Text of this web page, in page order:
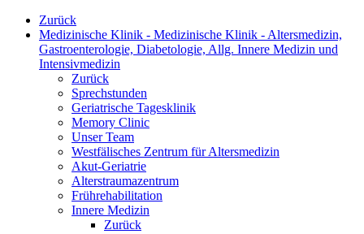
Zurück
Medizinische Klinik - Medizinische Klinik - Altersmedizin,
Gastroenterologie, Diabetologie, Allg. Innere Medizin und
Intensivmedizin
Zurück
Sprechstunden
Geriatrische Tagesklinik
Memory Clinic
Unser Team
Westfälisches Zentrum für Altersmedizin
Akut-Geriatrie
Alterstraumazentrum
Frührehabilitation
Innere Medizin
Zurück